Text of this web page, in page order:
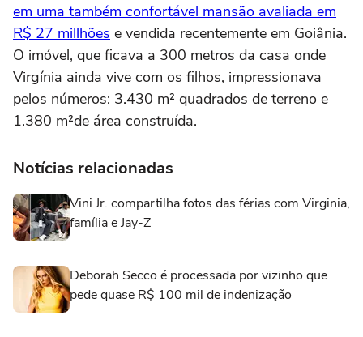
em uma também confortável mansão avaliada em
R$ 27 millhões e vendida recentemente em Goiânia.
O imóvel, que ficava a 300 metros da casa onde
Virgínia ainda vive com os filhos, impressionava
pelos números: 3.430 m² quadrados de terreno e
1.380 m²de área construída.
Notícias relacionadas
Vini Jr. compartilha fotos das férias com Virginia,
família e Jay-Z
Deborah Secco é processada por vizinho que
pede quase R$ 100 mil de indenização